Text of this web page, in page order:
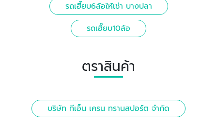
รถเฮี๊ยบ6ล้อให้เช่า บางปลา
รถเฮี๊ยบ10ล้อ
ตราสินค้า
บริษัท ทีเอ็น เครน ทรานสปอร์ต จำกัด